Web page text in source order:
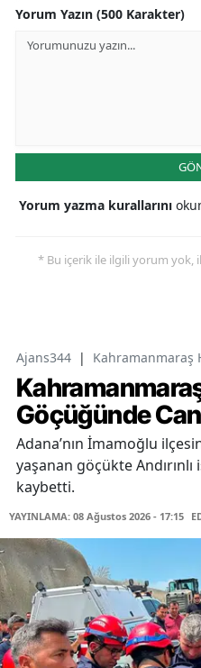
Yorum Yazın (500 Karakter)
Yorum yazma kurallarını
* Bu içerik ile ilgili yorum yok,
Ajans344 | Kahramanmaraş
Göçüğünde
Adana’nın İmamoğlu
yaşanan göçükte
kaybetti.
YAYINLAMA: 08 Ağustos 2026 - 17:15